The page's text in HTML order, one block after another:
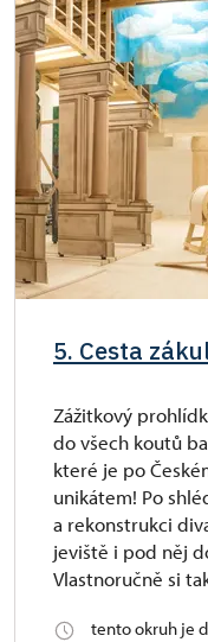
5. Cesta
Zážitkový
do všech koutů
které je po
unikátem! Po
a rekonstrukci
jeviště i pod něj
Vlastnoručně si
tento okruh je